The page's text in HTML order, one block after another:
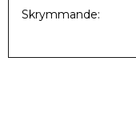
Skrymmande